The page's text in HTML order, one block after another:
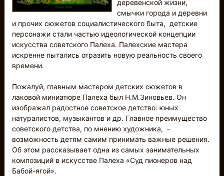
деревенской жизни,
смычки города и деревни
и прочих сюжетов социалистического быта, детские
персонажи стали частью идеологической концепции
искусства советского Палеха. Палехские мастера
искренне пытались отразить новую реальность своего
времени.
Пожалуй, главным мастером детских сюжетов в
лаковой миниатюре Палеха был Н.М.Зиновьев. Он
изображал радостное советское детство: юных
натуралистов, музыкантов и др. Главное преимущество
советского детства, по мнению художника, –
возможность детям самим принимать важные решения.
Об этом рассказывает одна из самых занимательных
композиций в искусстве Палеха «Суд пионеров над
Бабой-ягой».